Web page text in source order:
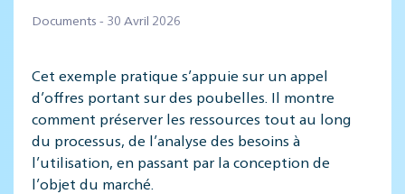
Documents - 30 Avril 2026
Cet exemple pratique s’appuie sur un appel
d’offres portant sur des poubelles. Il montre
comment préserver les ressources tout au long
du processus, de l’analyse des besoins à
l’utilisation, en passant par la conception de
l’objet du marché.